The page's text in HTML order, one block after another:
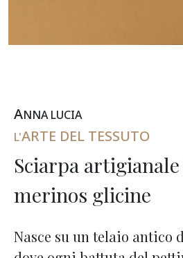
ANNALUCIA
L'ARTE DEL TESSUTO
Sciarpa
merinos glicine
Nasce su un telaio antico